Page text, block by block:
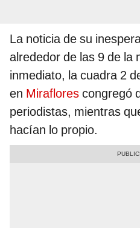
La noticia de su
alrededor de las 9 de la
inmediato, la cuadra 2
en Miraflores congregó
periodistas, mientras
hacían lo propio.